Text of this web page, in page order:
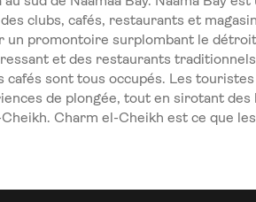
clubs, cafés, restaurants et
un promontoire surplombant le détroit
et des restaurants
cafés sont tous occupés. Les
de plongée, tout en sirotant
Charm el-Cheikh est ce que